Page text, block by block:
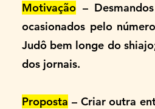
Motivação –
ocasionados pelo
Judô bem longe do
dos jornais.
Proposta – Criar outra